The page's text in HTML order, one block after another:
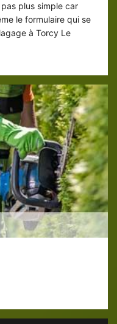
plus simple car
le formulaire qui se
à Torcy Le